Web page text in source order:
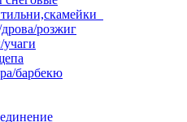
розжиг
барбекю